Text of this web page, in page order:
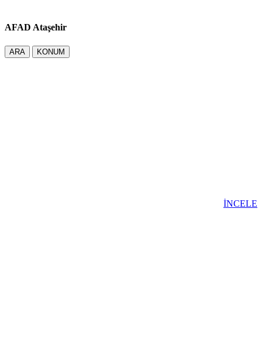
AFAD Ataşehir
ARA KONUM
İNCELE